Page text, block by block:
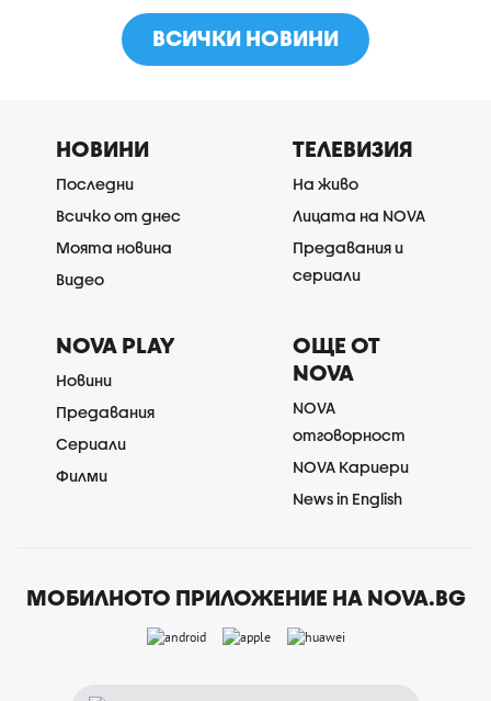
ВСИЧКИ НОВИНИ
НОВИНИ
Последни
Всичко от днес
Моята новина
Видео
ТЕЛЕВИЗИЯ
На живо
Лицата на NOVA
Предавания и
сериали
NOVA PLAY
Новини
Предавания
Сериали
Филми
ОЩЕ ОТ
NOVA
NOVA
отговорност
NOVA Кариери
News in English
МОБИЛНОТО ПРИЛОЖЕНИЕ НА NOVA.BG